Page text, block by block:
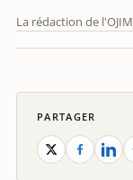
La rédaction de l'OJIM
PARTAGER